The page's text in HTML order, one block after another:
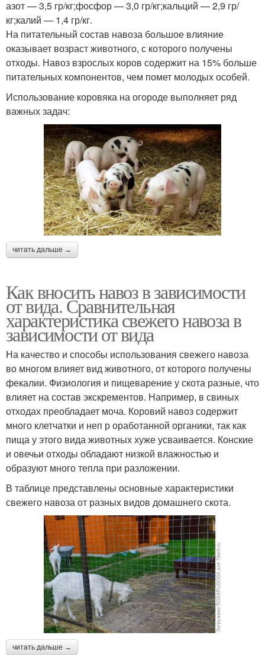
азот — 3,5 гр/кг;фосфор — 3,0 гр/кг;кальций — 2,9 гр/
кг;калий — 1,4 гр/кг.
На питательный состав навоза большое влияние
оказывает возраст животного, с которого получены
отходы. Навоз взрослых коров содержит на 15% больше
питательных компонентов, чем помет молодых особей.
Использование коровяка на огороде выполняет ряд
важных задач:
читать дальше →
Как вносить навоз в зависимости
от вида. Сравнительная
характеристика свежего навоза в
зависимости от вида
На качество и способы использования свежего навоза
во многом влияет вид животного, от которого получены
фекалии. Физиология и пищеварение у скота разные, что
влияет на состав экскрементов. Например, в свиных
отходах преобладает моча. Коровий навоз содержит
много клетчатки и неп р оработанной органики, так как
пища у этого вида животных хуже усваивается. Конские
и овечьи отходы обладают низкой влажностью и
образуют много тепла при разложении.
В таблице представлены основные характеристики
свежего навоза от разных видов домашнего скота.
читать дальше →